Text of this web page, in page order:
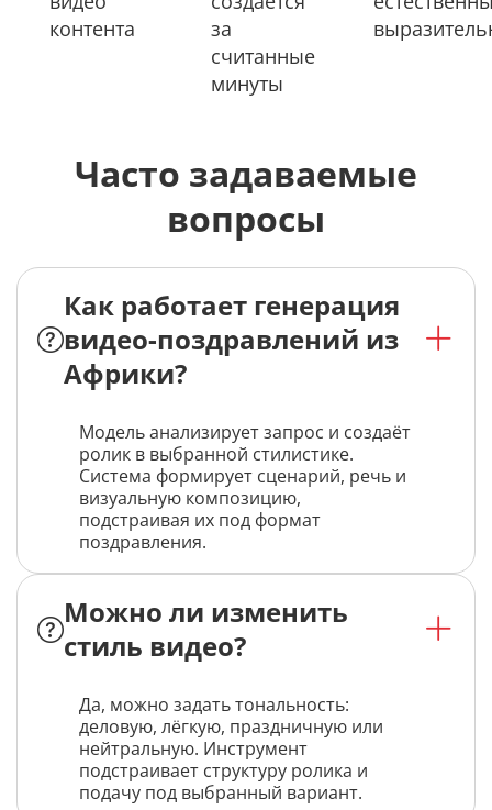
контента
за
считанные
минуты
Часто задаваемые
вопросы
Как работает генерация
видео-поздравлений из
Африки?
Модель анализирует запрос и создаёт
ролик в выбранной стилистике.
Система формирует сценарий, речь и
визуальную композицию,
подстраивая их под формат
поздравления.
Можно ли изменить
стиль видео?
Да, можно задать тональность:
деловую, лёгкую, праздничную или
нейтральную. Инструмент
подстраивает структуру ролика и
подачу под выбранный вариант.